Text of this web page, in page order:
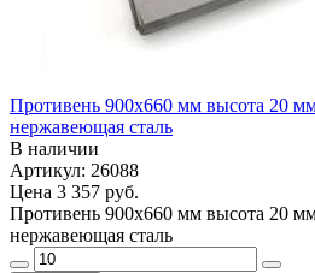
Противень 900х660 мм высота 20
нержавеющая сталь
В наличии
Артикул: 26088
Цена 3 357 руб.
Противень 900х660 мм высота 20
нержавеющая сталь